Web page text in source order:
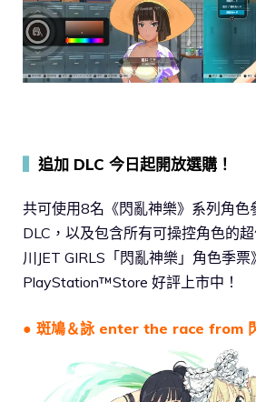
追加 DLC 今日起開放選購！
共可使用8名《閃亂神樂》系列角色
DLC，以及包含所有可操控角色的
川JET GIRLS「閃亂神樂」角色季票
PlayStation™Store 好評上市中！
● 斑鳩＆詠 enter the race from